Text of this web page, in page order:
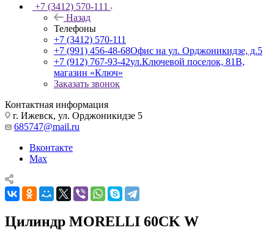
+7 (3412) 570-111
Назад
Телефоны
+7 (3412) 570-111
+7 (991) 456-48-68Офис на ул. Орджоникидзе, д.5
+7 (912) 767-93-42ул.Ключевой поселок, 81В,
магазин «Ключ»
Заказать звонок
Контактная информация
г. Ижевск, ул. Орджоникидзе 5
685747@mail.ru
Вконтакте
Max
Цилиндр MORELLI 60CK W